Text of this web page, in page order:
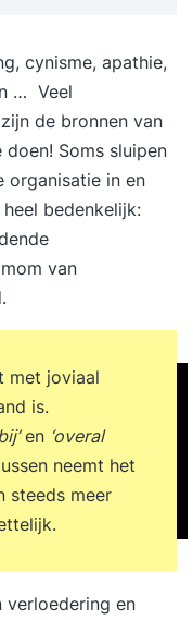
afspraken,
basis van de
Hoe gingen
om en hoe doe
organisatie
de
globaal uit?
de
cynisme, apathie,
… Veel
de bronnen van
Soms sluipen
organisatie in en
bedenkelijk:
van
met joviaal
is.
en ‘overal
neemt het
steeds meer
verloedering en